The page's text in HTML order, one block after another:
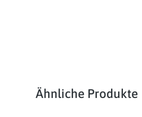
Produktgalerie überspringen
Ähnliche Produkte